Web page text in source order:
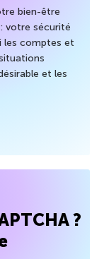
bien-être
votre sécurité
les comptes et
et les
?